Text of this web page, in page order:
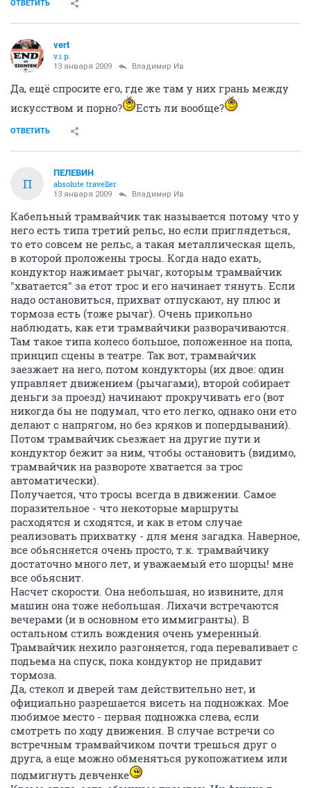
ОТВЕТИТЬ
vert
v.i.p.
13 января 2009 Владимир Ив
Да, ещё спросите его, где же там у них грань между
искусством и порно?
Есть ли вообще?
ОТВЕТИТЬ
П
ПЕЛЕВИН
absolute traveller
13 января 2009 Владимир Ив
Кабельный трамвайчик так называется потому что у
него есть типа третий рельс, но если приглядеться,
то ето совсем не рельс, а такая металлическая щель,
в которой проложены тросы. Когда надо ехать,
кондуктор нажимает рычаг, которым трамвайчик
"хватается" за етот трос и его начинает тянуть. Если
надо остановиться, прихват отпускают, ну плюс и
тормоза есть (тоже рычаг). Очень прикольно
наблюдать, как ети трамвайчики разворачиваются.
Там такое типа колесо большое, положенное на попа,
принцип сцены в театре. Так вот, трамвайчик
заезжает на него, потом кондукторы (их двое: один
управляет движением (рычагами), второй собирает
деньги за проезд) начинают прокручивать его (вот
никогда бы не подумал, что ето легко, однако они ето
делают с напрягом, но без кряков и попердываний).
Потом трамвайчик сьезжает на другие пути и
кондуктор бежит за ним, чтобы остановить (видимо,
трамвайчик на развороте хватается за трос
автоматически).
Получается, что тросы всегда в движении. Самое
поразительное - что некоторые маршруты
расходятся и сходятся, и как в етом случае
реализовать прихватку - для меня загадка. Наверное,
все обьясняется очень просто, т.к. трамвайчику
достаточно много лет, и уважаемый ето шорцы! мне
все обьяснит.
Насчет скорости. Она небольшая, но извините, для
машин она тоже небольшая. Лихачи встречаются
вечерами (и в основном ето иммигранты). В
остальном стиль вождения очень умеренный.
Трамвайчик нехило разгоняется, года переваливает с
подьема на спуск, пока кондуктор не придавит
тормоза.
Да, стекол и дверей там действительно нет, и
официально разрешается висеть на подножках. Мое
любимое место - первая подножка слева, если
смотреть по ходу движения. В случае встречи со
встречным трамвайчиком почти трешься друг о
друга, а еще можно обменяться рукопожатием или
подмигнуть девченке